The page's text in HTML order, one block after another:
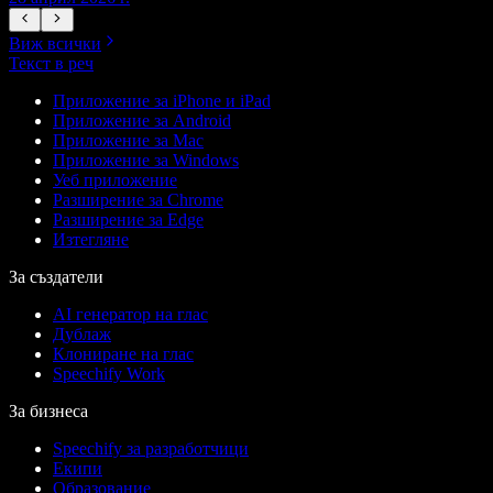
Виж всички
Текст в реч
Приложение за iPhone и iPad
Приложение за Android
Приложение за Mac
Приложение за Windows
Уеб приложение
Разширение за Chrome
Разширение за Edge
Изтегляне
За създатели
AI генератор на глас
Дублаж
Клониране на глас
Speechify Work
За бизнеса
Speechify за разработчици
Екипи
Образование